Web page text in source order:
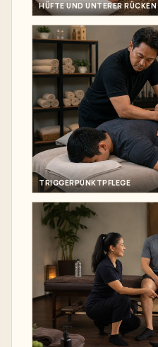
HÜFTE UND UNTERER RÜCKEN
TRIGGERPUNKTPFLEGE